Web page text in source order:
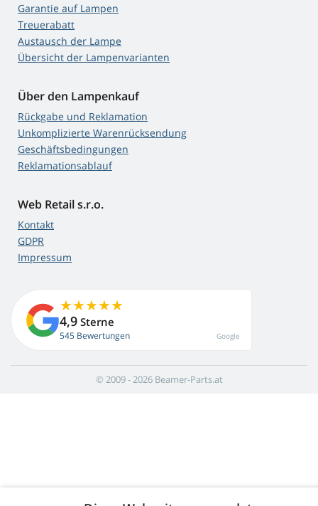
Garantie auf Lampen
Treuerabatt
Austausch der Lampe
Übersicht der Lampenvarianten
Über den Lampenkauf
Rückgabe und Reklamation
Unkomplizierte Warenrücksendung
Geschäftsbedingungen
Reklamationsablauf
Web Retail s.r.o.
Kontakt
GDPR
Impressum
4,9 Sterne
545 Bewertungen Google
© 2009 - 2026 Beamer-Parts.at